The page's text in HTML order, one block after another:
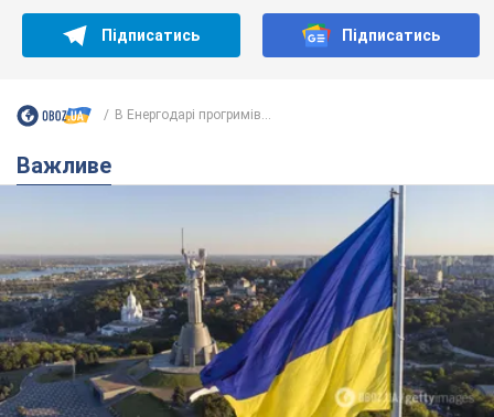
Підписатись Підписатись
В Енергодарі прогримів...
Важливе